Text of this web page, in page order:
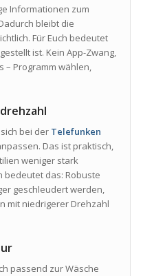
Informationen zum
bleibt die
Für Euch bedeutet
ist. Kein App-Zwang,
– Programm wählen,
bei der Telefunken
Das ist praktisch,
weniger stark
bedeutet das: Robuste
geschleudert werden,
mit niedrigerer Drehzahl
passend zur Wäsche